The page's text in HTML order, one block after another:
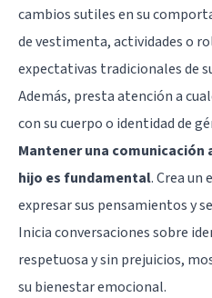
cambios sutiles en su
de vestimenta, actividades o
expectativas tradicionales de
Además, presta atención a
con su cuerpo o identidad de
Mantener una
hijo es fundamental. Crea un
expresar sus pensamientos y
Inicia conversaciones sobre
respetuosa y sin prejuicios,
su bienestar emocional.